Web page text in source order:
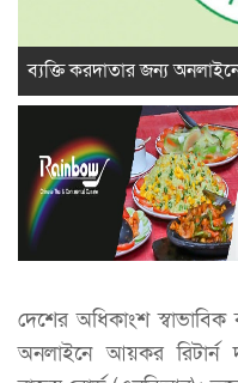
ব্যক্তি করদাতার জন্য
দেশের অধিকাংশ
অনলাইনে আয়কর রিটার্ন